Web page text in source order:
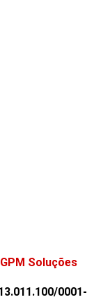
Soluções
0001-